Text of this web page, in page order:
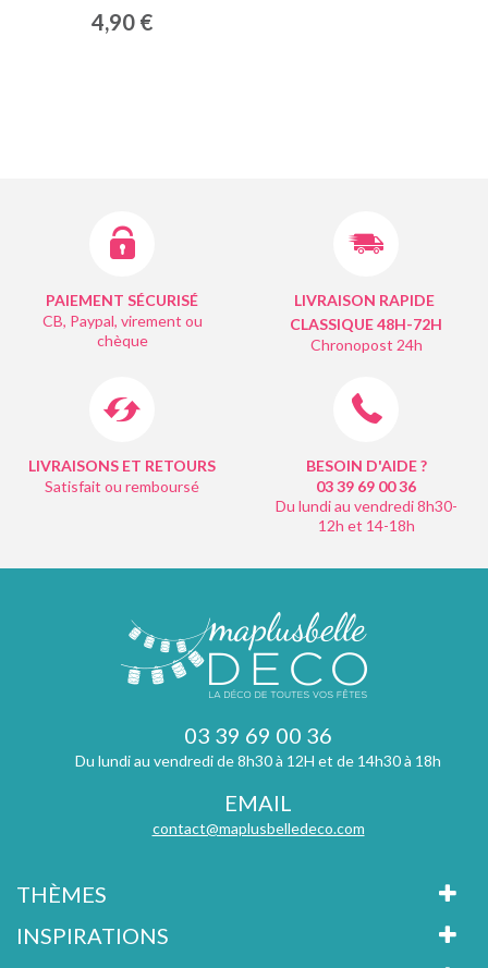
4,90 €
PAIEMENT SÉCURISÉ
CB, Paypal, virement ou
chèque
LIVRAISON RAPIDE
CLASSIQUE 48H-72H
Chronopost 24h
LIVRAISONS ET RETOURS
Satisfait ou remboursé
BESOIN D'AIDE ?
03 39 69 0036
Du lundi au vendredi 8h30-
12h et 14-18h
03 39 69 00 36
Du lundi au vendredi de 8h30 à 12H et de 14h30 à 18h
EMAIL
contact@maplusbelledeco.com
THÈMES
INSPIRATIONS